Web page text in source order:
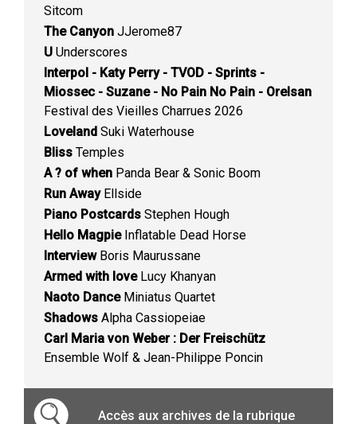
Sitcom
The Canyon JJerome87
U Underscores
Interpol - Katy Perry - TVOD - Sprints -
Miossec - Suzane - No Pain No Pain - Orelsan
Festival des Vieilles Charrues 2026
Loveland Suki Waterhouse
Bliss Temples
A ? of when Panda Bear & Sonic Boom
Run AwayEllside
Piano Postcards Stephen Hough
Hello MagpieInflatable Dead Horse
InterviewBoris Maurussane
Armed with loveLucy Khanyan
Naoto DanceMiniatus Quartet
Shadows Alpha Cassiopeiae
Carl Maria von Weber : Der Freischütz
Ensemble Wolf & Jean-Philippe Poncin
Accès aux archives de la rubrique